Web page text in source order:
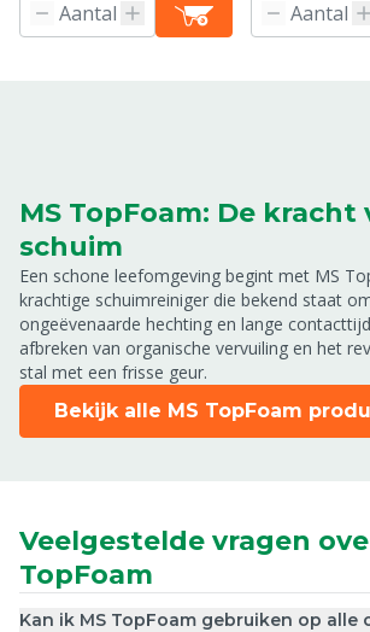
MS TopFoam: De kracht
schuim
Een schone leefomgeving begint met MS
krachtige schuimreiniger die bekend staat
ongeëvenaarde hechting en lange
afbreken van organische vervuiling en het
stal met een frisse geur.
Bekijk alle MS TopFoam
Veelgestelde vragen
TopFoam
Kan ik MS TopFoam gebruiken op alle